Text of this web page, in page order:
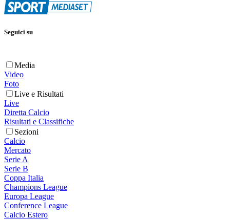
Seguici su
Media
Video
Foto
Live e Risultati
Live
Diretta Calcio
Risultati e Classifiche
Sezioni
Calcio
Mercato
Serie A
Serie B
Coppa Italia
Champions League
Europa League
Conference League
Calcio Estero